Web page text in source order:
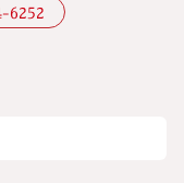
6252